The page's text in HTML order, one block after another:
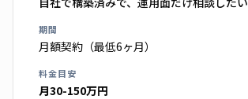
期間
月額契約（最低6ヶ月）
料金目安
月30-150万円